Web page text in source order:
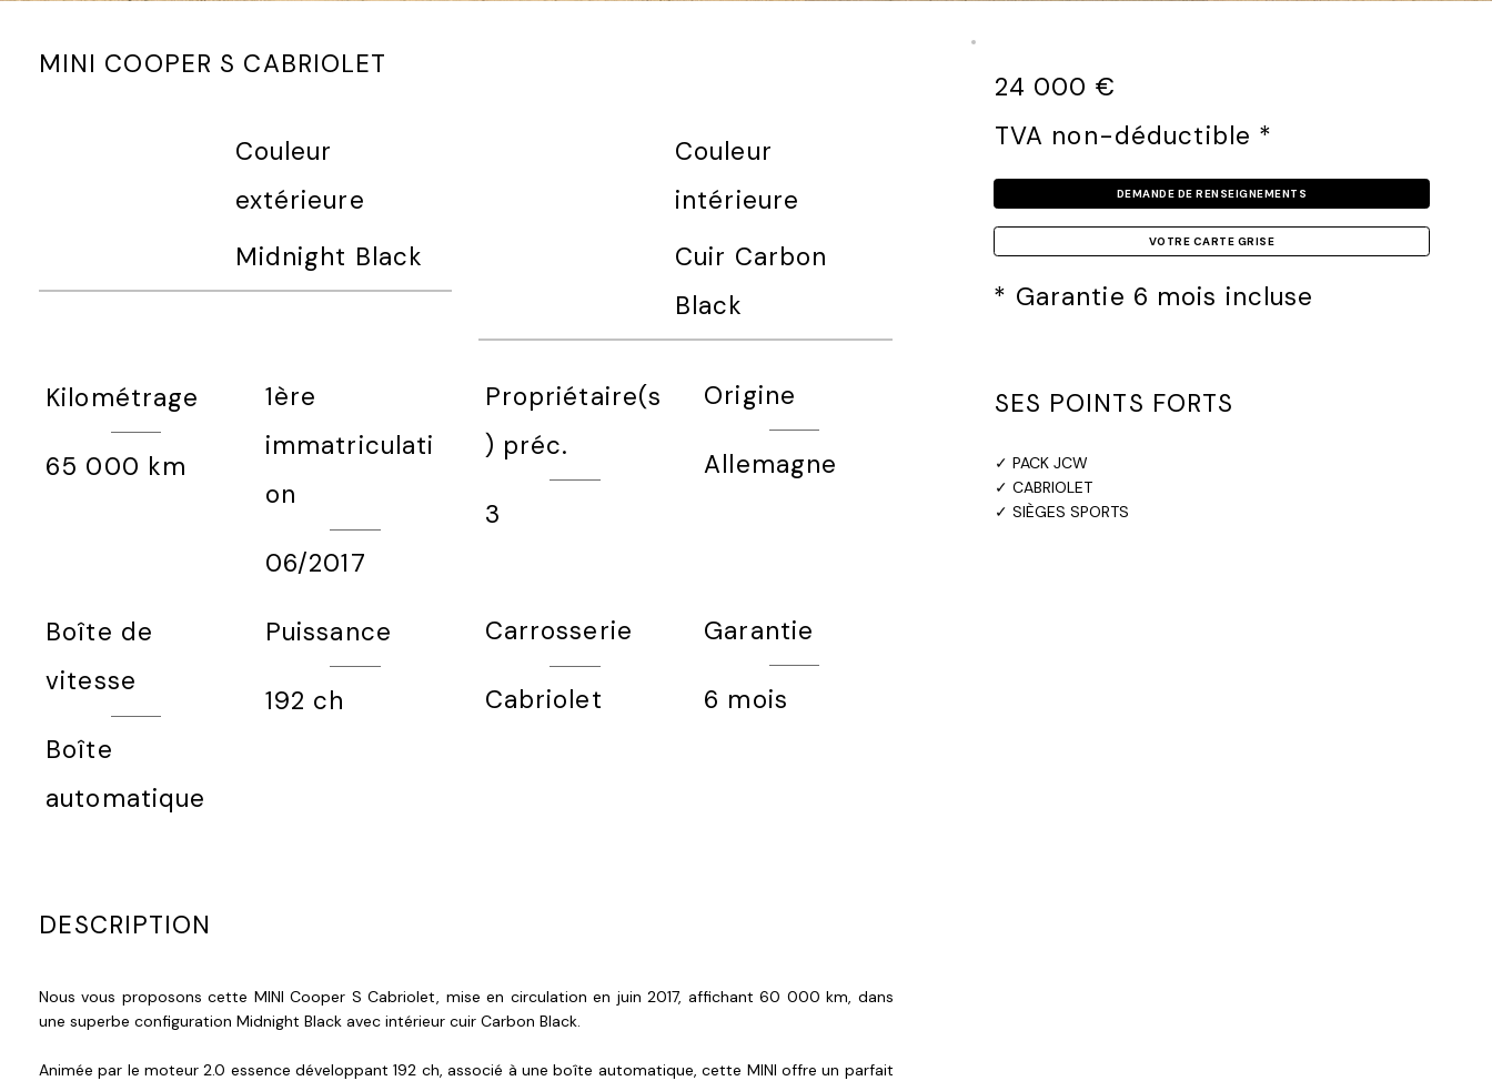
24 000 €
TVA non-déductible *
DEMANDE DE RENSEIGNEMENTS
* Garantie 6 mois incluse
SES POINTS FORTS
✓ PACK JCW
✓ CABRIOLET
✓ SIÈGES SPORTS
DESCRIPTION
Nous vous proposons cette MINI Cooper S Cabriolet, mise en circulation en juin 2017, affichant 60 000 km, dans
une superbe configuration Midnight Black avec intérieur cuir Carbon Black.
Animée par le moteur 2.0 essence développant 192 ch, associé à une boîte automatique, cette MINI offre un parfait
Couleur
extérieure
Midnight Black
Couleur
intérieure
Cuir Carbon
Black
Kilométrage
65 000 km
1ère
immatriculati
on
06/2017
Propriétaire(s
) préc.
3
Origine
Allemagne
Boîte de
vitesse
Boîte
automatique
Puissance
192 ch
Carrosserie
Cabriolet
Garantie
6 mois
MINI COOPER S CABRIOLET